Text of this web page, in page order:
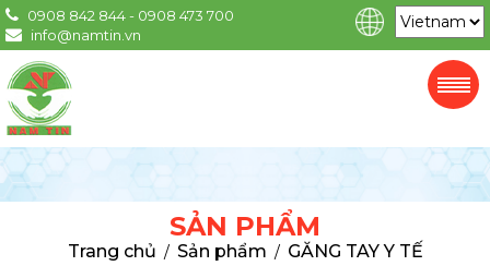
0908 842 844 - 0908 473 700
info@namtin.vn
SẢN PHẨM
Trang chủ / Sản phẩm / GĂNG TAY Y TẾ